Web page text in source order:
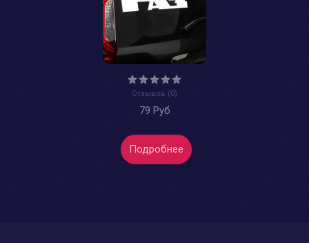
Отзывов (0)
79 Руб
Подробнее